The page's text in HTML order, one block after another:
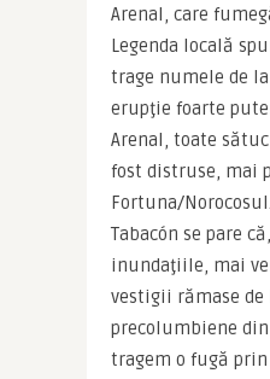
Arenal, care
Legenda locală
trage numele de
erupţie foarte
Arenal, toate
fost distruse, mai
Fortuna/
Tabacón se pare
inundaţiile, mai
vestigii rămase
precolumbiene din
tragem o fugă